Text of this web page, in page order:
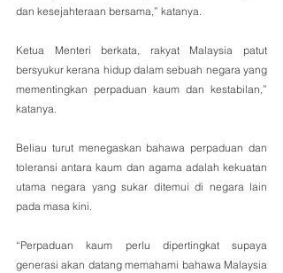
dan kesejahteraan bersama,” katanya.
Ketua Menteri berkata, rakyat Malaysia patut
bersyukur kerana hidup dalam sebuah negara yang
mementingkan perpaduan kaum dan kestabilan,”
katanya.
Beliau turut menegaskan bahawa perpaduan dan
toleransi antara kaum dan agama adalah kekuatan
utama negara yang sukar ditemui di negara lain
pada masa kini.
“Perpaduan kaum perlu dipertingkat supaya
generasi akan datang memahami bahawa Malaysia